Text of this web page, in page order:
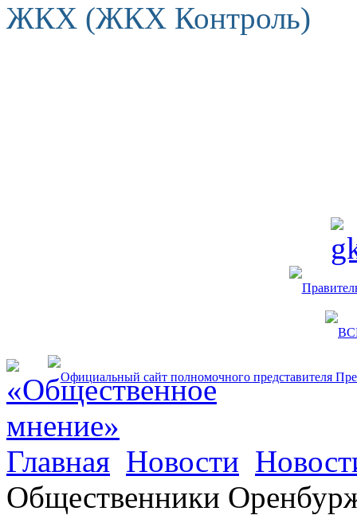
ЖКХ (ЖКХ Контроль)
Главная Новости
Общественники